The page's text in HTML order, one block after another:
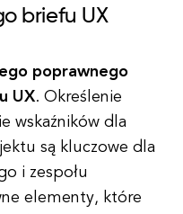
briefu UX
poprawnego
UX. Określenie
wskaźników dla
są kluczowe dla
i zespołu
elementy, które